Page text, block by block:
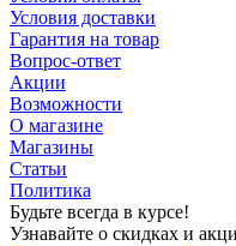
Условия доставки
Гарантия на товар
Вопрос-ответ
Акции
Возможности
О магазине
Магазины
Статьи
Политика
Будьте всегда в курсе!
Узнавайте о скидках и